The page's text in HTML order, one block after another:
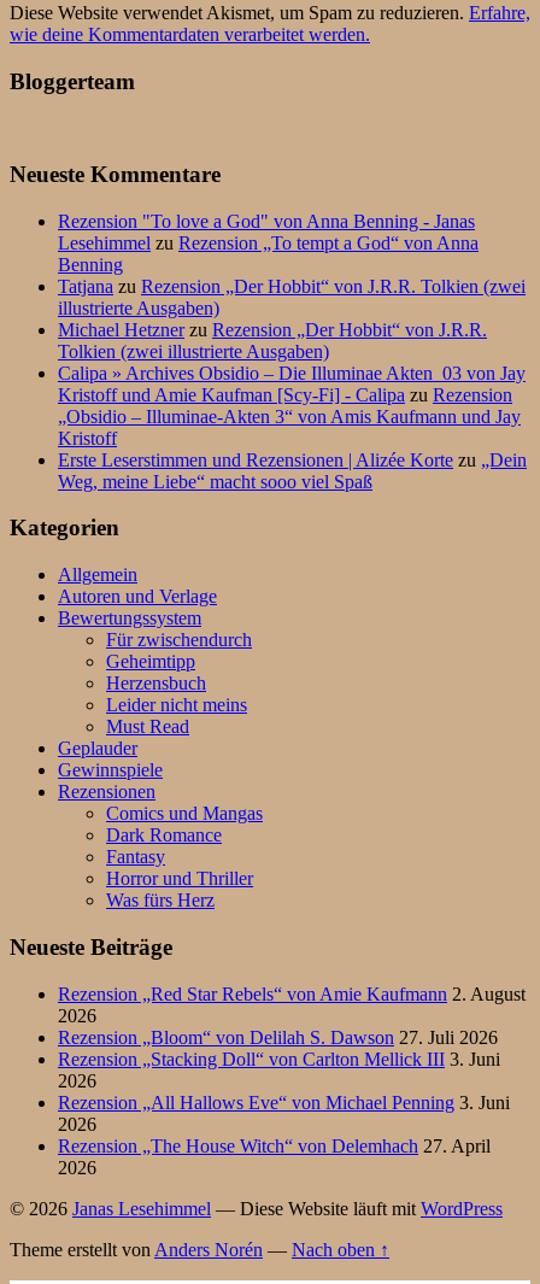
Diese Website verwendet Akismet, um Spam zu reduzieren. Erfahre,
wie deine Kommentardaten verarbeitet werden.
Bloggerteam
Neueste Kommentare
Rezension "To love a God" von Anna Benning - Janas
Lesehimmel zu Rezension „To tempt a God“ von Anna
Benning
Tatjana zu Rezension „Der Hobbit“ von J.R.R. Tolkien (zwei
illustrierte Ausgaben)
Michael Hetznerzu Rezension „Der Hobbit“ von J.R.R.
Tolkien (zwei illustrierte Ausgaben)
Calipa » Archives Obsidio – Die Illuminae Akten_03 von Jay
Kristoff und Amie Kaufman [Scy-Fi] - Calipa zu Rezension
„Obsidio – Illuminae-Akten 3“ von Amis Kaufmann und Jay
Kristoff
Erste Leserstimmen und Rezensionen | Alizée Korte zu „Dein
Weg, meine Liebe“ macht sooo viel Spaß
Kategorien
Allgemein
Autoren und Verlage
Bewertungssystem
Für zwischendurch
Geheimtipp
Herzensbuch
Leider nicht meins
Must Read
Geplauder
Gewinnspiele
Rezensionen
Comics und Mangas
Dark Romance
Fantasy
Horror und Thriller
Was fürs Herz
Neueste Beiträge
Rezension „Red Star Rebels“ von Amie Kaufmann 2. August
2026
Rezension „Bloom“ von Delilah S. Dawson 27. Juli 2026
Rezension „Stacking Doll“ von Carlton Mellick III 3. Juni
2026
Rezension „All Hallows Eve“ von Michael Penning 3. Juni
2026
Rezension „The House Witch“ von Delemhach 27. April
2026
© 2026 Janas Lesehimmel — Diese Website läuft mit WordPress
Theme erstellt von Anders Norén — Nach oben ↑